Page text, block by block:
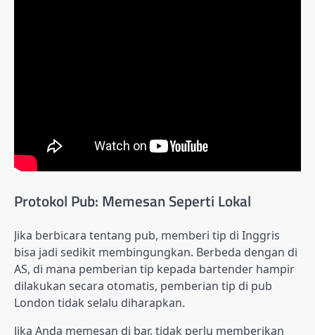
Protokol Pub: Memesan Seperti Lokal
Jika berbicara tentang pub, memberi tip di Inggris
bisa jadi sedikit membingungkan. Berbeda dengan di
AS, di mana pemberian tip kepada bartender hampir
dilakukan secara otomatis, pemberian tip di pub
London tidak selalu diharapkan.
Jika Anda memesan di bar, tidak perlu memberikan